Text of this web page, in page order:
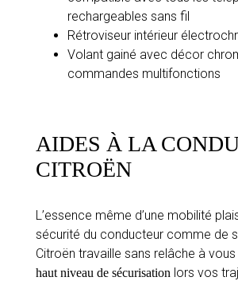
rechargeables sans fil
Rétroviseur intérieur
Volant gainé avec décor
commandes multifonctions
AIDES À LA
CITROËN
L’essence même d’une mobilité
sécurité du conducteur comme de
Citroën travaille sans relâche à vous
haut niveau de sécurisation lors vos